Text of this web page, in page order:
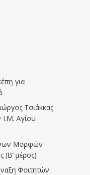
για
Τσιάκκας
Ι.Μ. Αγίου
Μορφών
(Β’ μέρος)
Φοιτητών